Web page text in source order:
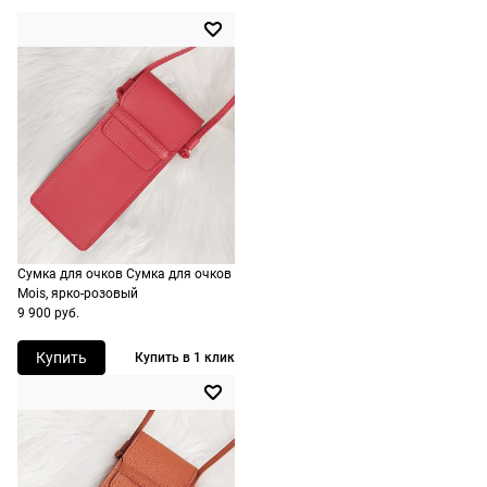
Долями
Долями — сервис, позволяющий
разделить оплату покупок на четыре
Сплит от Яндекс Пэй
Яндекс Пэй позволяет оплачивать очки и
оправы сразу или частями через Яндекс
Сумка для очков Сумка для очков
Mois, ярко-розовый
9 900 руб.
Купить Купить в 1 клик